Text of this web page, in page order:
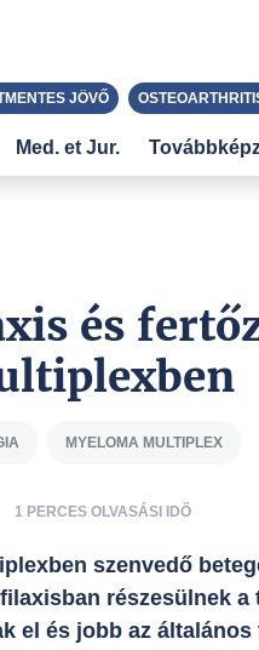
és
MYELOMA MULTIPLEX
1 PERCES OLVASÁSI IDŐ
szenvedő
részesülnek a
el és jobb az
JÖVŐ
Med. et Jur.